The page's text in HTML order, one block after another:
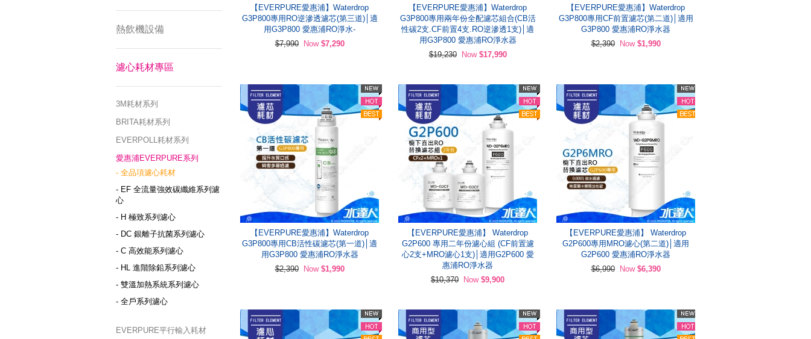
熱飲機設備
濾心耗材專區
3M耗材系列
BRITA耗材系列
EVERPOLL耗材系列
愛惠浦EVERPURE系列
- 全品項濾心耗材
- EF 全流量強效碳纖維系列濾
心
- H 極致系列濾心
- DC 銀離子抗菌系列濾心
- C 高效能系列濾心
- HL 進階除鉛系列濾心
- 雙溫加熱系統系列濾心
- 全戶系列濾心
EVERPURE平行輸入耗材
【EVERPURE愛惠浦】Waterdrop
G3P800專用RO逆滲透濾芯(第三道)│適
用G3P800 愛惠浦RO淨水-
$7,990
Now $7,290
【EVERPURE愛惠浦】Waterdrop
G3P800專用兩年份全配濾芯組合(CB活
性碳2支.CF前置4支.RO逆滲透1支)│適
用G3P800 愛惠浦RO淨水器
$19,230
Now $17,990
【EVERPURE愛惠浦】Waterdrop
G3P800專用CF前置濾芯(第二道)│適用
G3P800 愛惠浦RO淨水器
$2,390
Now $1,990
【EVERPURE愛惠浦】Waterdrop
G3P800專用CB活性碳濾芯(第一道)│適
用G3P800 愛惠浦RO淨水器
$2,390
Now $1,990
【EVERPURE愛惠浦】 Waterdrop
G2P600 專用二年份濾心組 (CF前置濾
心2支+MRO濾心1支)│適用G2P600 愛
惠浦RO淨水器
$10,370
Now $9,900
【EVERPURE愛惠浦】 Waterdrop
G2P600專用MRO濾心(第二道)│適用
G2P600 愛惠浦RO淨水器
$6,990
Now $6,390